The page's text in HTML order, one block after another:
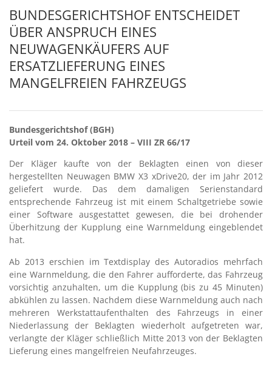
BUNDESGERICHTSHOF ENTSCHEIDET
ÜBER ANSPRUCH EINES
NEUWAGENKÄUFERS AUF
ERSATZLIEFERUNG EINES
MANGELFREIEN FAHRZEUGS
Bundesgerichtshof (BGH)
Urteil vom 24. Oktober 2018 – VIII ZR 66/17
Der Kläger kaufte von der Beklagten einen von dieser
hergestellten Neuwagen BMW X3 xDrive20, der im Jahr 2012
geliefert wurde. Das dem damaligen Serienstandard
entsprechende Fahrzeug ist mit einem Schaltgetriebe sowie
einer Software ausgestattet gewesen, die bei drohender
Überhitzung der Kupplung eine Warnmeldung eingeblendet
hat.
Ab 2013 erschien im Textdisplay des Autoradios mehrfach
eine Warnmeldung, die den Fahrer aufforderte, das Fahrzeug
vorsichtig anzuhalten, um die Kupplung (bis zu 45 Minuten)
abkühlen zu lassen. Nachdem diese Warnmeldung auch nach
mehreren Werkstattaufenthalten des Fahrzeugs in einer
Niederlassung der Beklagten wiederholt aufgetreten war,
verlangte der Kläger schließlich Mitte 2013 von der Beklagten
Lieferung eines mangelfreien Neufahrzeuges.